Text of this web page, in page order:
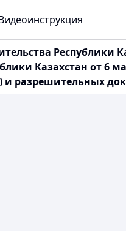
Республики
Казахстан от
разрешительных